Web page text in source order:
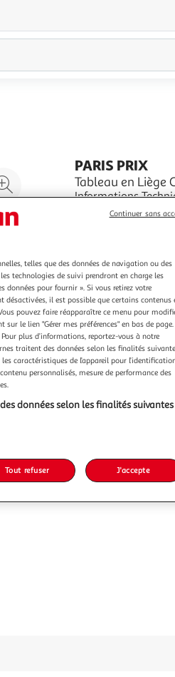
Agrandir
l'illustration
à
Réduire
à
100
%
Partager
le
produit
PARIS PRIX
Tableau en Liège
Informations Techniques :
Revêtement :
Couleur
Multicolore
Vendu parParis Prix
telles que des données de navigation ou des
technologies de suivi prendront en charge les
pour fournir ». Si vous retirez votre
désactivées, il est possible que certains contenus
pouvez faire réapparaître ce menu pour
le lien "Gérer mes préférences" en bas de page.
plus d’informations, reportez-vous à notre
traitent des données selon les finalités
caractéristiques de l’appareil pour
personnalisés, mesure de performance des
données selon les finalités suivantes
Tout refuser J'accepte
Continuer sans